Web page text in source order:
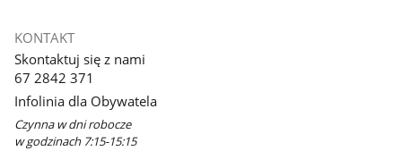
KONTAKT
Skontaktuj się z nami
67 2842 371
Infolinia dla Obywatela
Czynna w dni robocze
w godzinach 7:15-15:15